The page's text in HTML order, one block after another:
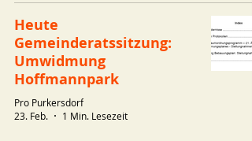
Heute
Gemeinderatssitzung:
Umwidmung
Hoffmannpark
Pro Purkersdorf
23. Feb.
1 Min. Lesezeit